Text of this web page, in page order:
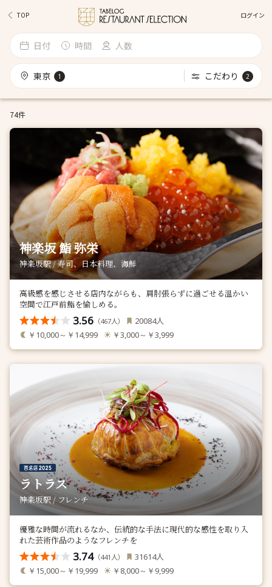
TOP ログイン
日付 時間 人数
東京 1 こだわり 2
74件
神楽坂 鮨 弥栄
神楽坂駅 / 寿司、日本料理、海鮮
高級感を感じさせる店内ながらも、肩肘張らずに過ごせる温かい
空間で江戸前鮨を愉しめる。
3.56 （467人） 20084人
￥10,000～￥14,999 ￥3,000～￥3,999
ラトラス
神楽坂駅 / フレンチ
優雅な時間が流れるなか、伝統的な手法に現代的な感性を取り入
れた芸術作品のようなフレンチを
3.74（441 人） 31614人
￥15,000～￥19,999 ￥8,000～￥9,999